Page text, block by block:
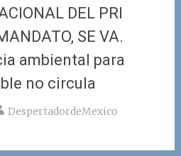
DEL PRI
SE VA.
ambiental para
no circula
DespertadordeMexico